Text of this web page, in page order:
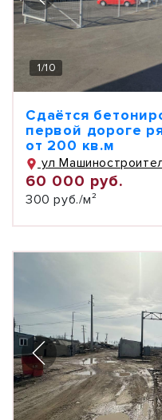
1/10
Сдаётся
первой дороге
от 200 кв.м
ул
60 000 руб.
300 руб./м²